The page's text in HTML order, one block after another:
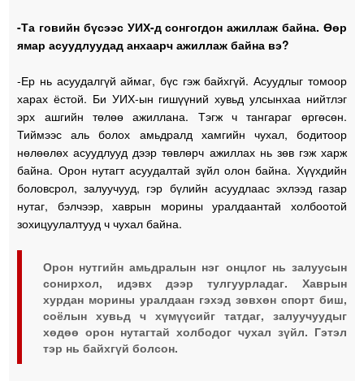
-Та говийн бүсээс УИХ-д сонгогдон ажиллаж байна. Өөр
ямар асуудлуудад анхаарч ажиллаж байна вэ?
-Ер нь асуудалгүй аймаг, бүс гэж байхгүй. Асуудлыг томоор
харах ёстой. Би УИХ-ын гишүүний хувьд улсынхаа нийтлэг
эрх ашгийн төлөө ажиллана. Тэгж ч тангараг өргөсөн.
Тиймээс аль болох амьдралд хамгийн чухал, бодитоор
нөлөөлөх асуудлууд дээр төвлөрч ажиллах нь зөв гэж харж
байна. Орон нутагт асуудалтай зүйл олон байна. Хүүхдийн
боловсрол, залуучууд, гэр бүлийн асуудлаас эхлээд газар
нутаг, бэлчээр, хаврын морины уралдаантай холбоотой
зохицуулалтууд ч чухал байна.
Орон нутгийн амьдралын нэг онцлог нь залуусын
сонирхол, идэвх дээр тулгуурладаг. Хаврын
хурдан морины уралдаан гэхэд зөвхөн спорт биш,
соёлын хувьд ч хүмүүсийг татдаг, залуучуудыг
хөдөө орон нутагтай холбодог чухал зүйл. Гэтэл
тэр нь байхгүй болсон.